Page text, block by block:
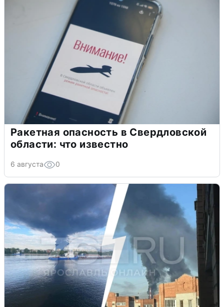
Ракетная опасность в Свердловской
области: что известно
6 августа 0